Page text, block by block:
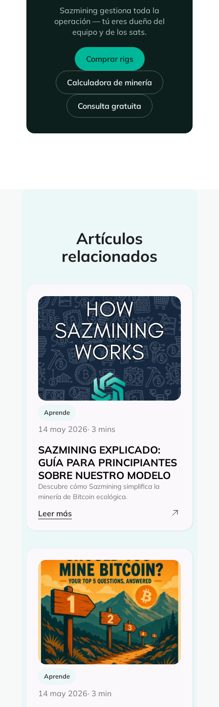
Sazmining gestiona toda la
operación — tú eres dueño del
equipo y de los sats.
Comprar rigs
Calculadora de minería
Consulta gratuita
Artículos
relacionados
Aprende
14 may 2026· 3 mins
SAZMINING EXPLICADO:
GUÍA PARA PRINCIPIANTES
SOBRE NUESTRO MODELO
Descubre cómo Sazmining simplifica la
minería de Bitcoin ecológica.
Leer más
Aprende
14 may 2026· 3 min